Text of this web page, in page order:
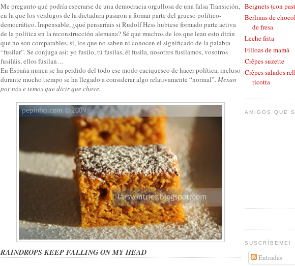
Me pregunto qué podría esperarse de una democracia orgullosa de una falsa Transición,
en la que los verdugos de la dictadura pasaron a formar parte del grueso político-
democrático. Impensable, ¿qué pensaríais si Rudolf Hess hubiese formado parte activa
de la política en la reconstrucción alemana? Sé que muchos de los que lean esto dirán
que no son comparables, sí, los que no saben ni conocen el significado de la palabra
“fusilar”. Se conjuga así: yo fusilo, tú fusilas, él fusila, nosotros fusilamos, vosotros
fusiláis, ellos fusilan…
En España nunca se ha perdido del todo ese modo caciquesco de hacer política, incluso
durante mucho tiempo se ha llegado a considerar algo relativamente “normal”.Mexan
por nós e temos que dicir que chove.
RAINDROPS KEEP FALLING ON MY HEAD
Beignets (con
Berlinas de
de fresa
Leche frita
Filloas de mamá
Crêpes suzette
Crêpes salados
ricotta
AMIGOS QUE
SUSCRÍBEME!
Entradas